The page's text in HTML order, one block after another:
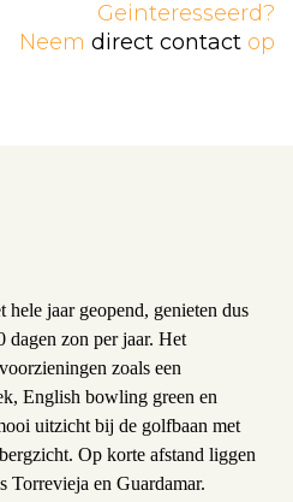
Geinteresseerd?
Neem direct contact op
jaar geopend, genieten dus
dagen zon per jaar. Het
zoals een
English bowling green en
uitzicht bij de golfbaan met
Op korte afstand liggen
Torrevieja en Guardamar.